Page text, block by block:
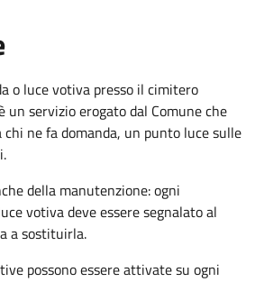
un servizio erogato dal Comune che
ne fa domanda, un punto luce sulle
della manutenzione: ogni
votiva deve essere segnalato al
a sostituirla.
possono essere attivate su ogni